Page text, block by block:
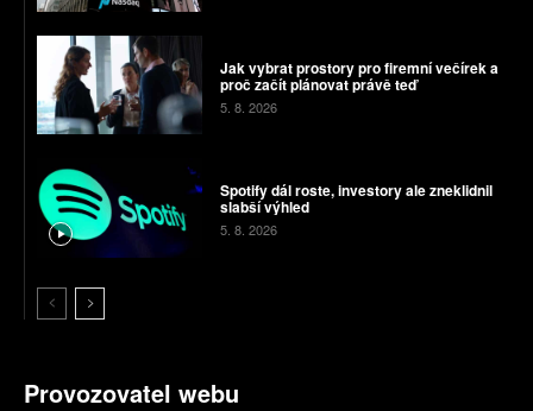
Jak vybrat prostory pro firemní večírek a
proč začít plánovat právě teď
5. 8. 2026
Spotify dál roste, investory ale zneklidnil
slabší výhled
5. 8. 2026
Provozovatel webu